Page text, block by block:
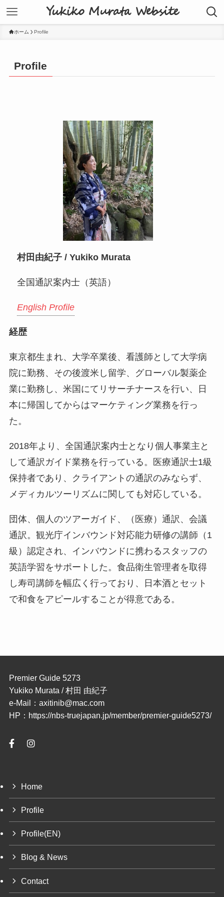
Yukiko Murata Website
ホーム Profile
Profile
村田由紀子 / Yukiko Murata
全国通訳案内士（英語）
English Profile
経歴
東京都生まれ、大学卒業後、看護師として大学病
院に勤務、その後渡米し留学、グローバル製薬企
業に勤務し、米国にてリサーチナースを行い、日
本に帰国してからはマーケティング業務を行っ
た。
2018年より、全国通訳案内士となり個人事業主と
して通訳ガイド業務を行っている。医療通訳士1級
保持者であり、クライアントの通訳のみならず、
メディカルツーリズムに関しても対応している。
団体、個人のツアーガイド、（医療）通訳、会議
通訳。観光庁インバウンド対応能力研修の講師（1
級）認定され、インバウンドに携わるスタッフの
英語学習をサポートした。食品衛生管理者を取得
し寿司講師を幅広く行っており、日本酒とセット
で和食をアピールすることが得意である。
Premier Guide 5273
Yukiko Murata / 村田 由紀子
e-Mail：axitinib@mac.com
HP：https://nbs-truejapan.jp/member/premier-guide5273/
Home
Profile
Profile(EN)
Blog & News
Contact